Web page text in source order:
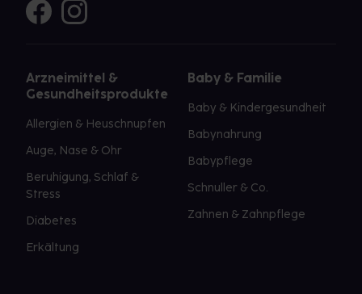
Arzneimittel &
Gesundheitsprodukte
Allergien & Heuschnupfen
Auge, Nase & Ohr
Beruhigung, Schlaf &
Stress
Diabetes
Erkältung
Baby & Familie
Baby & Kindergesundheit
Babynahrung
Babypflege
Schnuller & Co.
Zahnen & Zahnpflege